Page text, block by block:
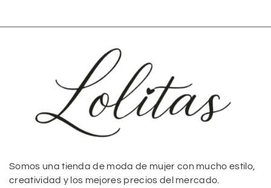
Somos una tienda de moda de mujer con mucho estilo,
creatividad y los mejores precios del mercado.